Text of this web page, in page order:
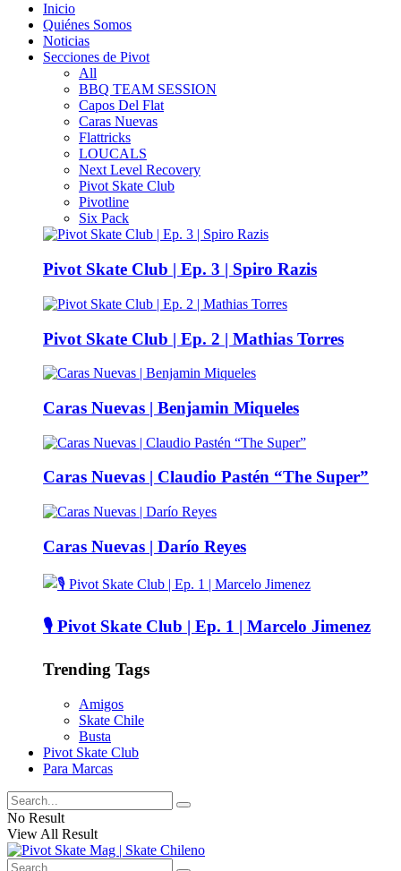
Inicio
Quiénes Somos
Noticias
Secciones de Pivot
All
BBQ TEAM SESSION
Capos Del Flat
Caras Nuevas
Flattricks
LOUCALS
Next Level Recovery
Pivot Skate Club
Pivotline
Six Pack
Pivot Skate Club | Ep. 3 | Spiro Razis
Pivot Skate Club | Ep. 2 | Mathias Torres
Caras Nuevas | Benjamin Miqueles
Caras Nuevas | Claudio Pastén “The Super”
Caras Nuevas | Darío Reyes
🎙️ Pivot Skate Club | Ep. 1 | Marcelo Jimenez
Trending Tags
Amigos
Skate Chile
Busta
Pivot Skate Club
Para Marcas
No Result
View All Result